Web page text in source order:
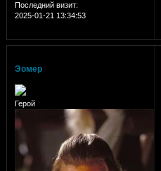
Последний визит:
2025-01-21 13:34:53
Эомер
Герой